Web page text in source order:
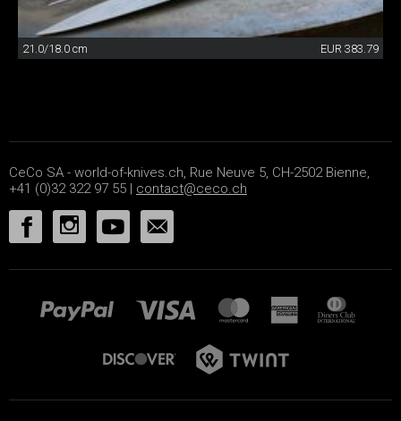
21.0/18.0 cm EUR 383.79
CeCo SA - world-of-knives.ch, Rue Neuve 5, CH-2502 Bienne,
+41 (0)32 322 97 55 | contact@ceco.ch